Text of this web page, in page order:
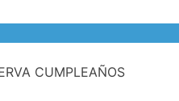
CUMPLEAÑOS